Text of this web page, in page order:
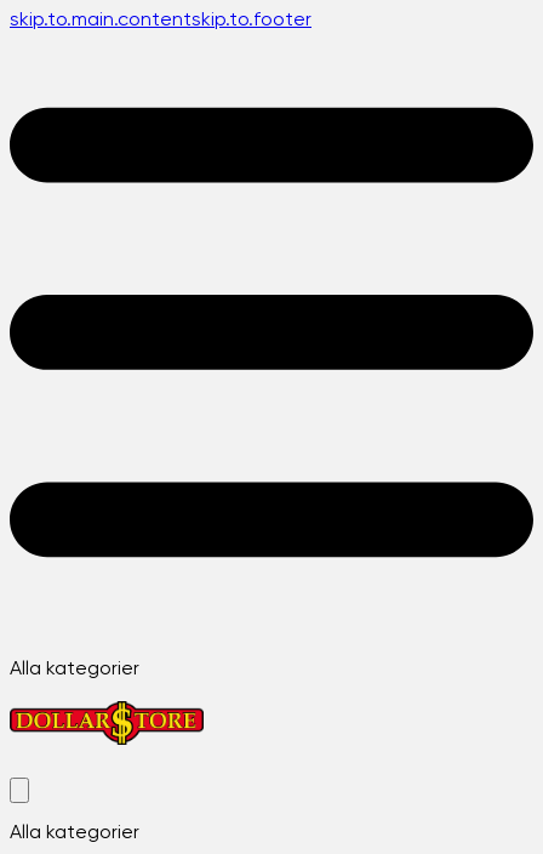
skip.to.main.contentskip.to.footer
Alla kategorier
Alla kategorier